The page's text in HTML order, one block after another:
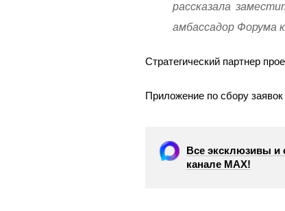
рассказала
амбассадор Форума
Стратегический партнер
Приложение по сбору
Все эксклюзивы и
канале МАХ!